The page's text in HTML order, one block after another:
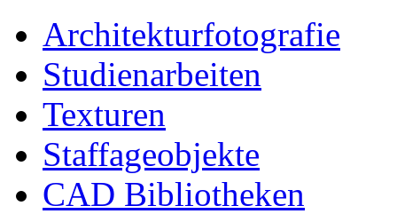
Architekturfotografie
Studienarbeiten
Texturen
Staffageobjekte
CAD Bibliotheken